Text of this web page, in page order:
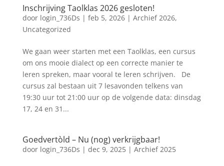
Inschrijving Taolklas 2026 gesloten!
door login_736Ds | feb 5, 2026| Archief 2026,
Uncategorized
We gaan weer starten met een Taolklas, een cursus
om ons mooie dialect op een correcte manier te
leren spreken, maar vooral te leren schrijven. De
cursus zal bestaan uit 7 lesavonden telkens van
19:30 uur tot 21:00 uur op de volgende data: dinsdag
17, 24 en 31...
Goedvertòld – Nu (nog) verkrijgbaar!
door login_736Ds | dec 9, 2025| Archief 2025